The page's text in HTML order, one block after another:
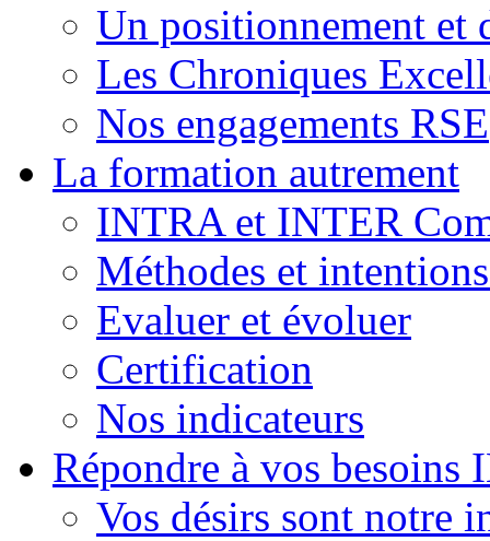
Un positionnement et
Les Chroniques
Nos engagements RSE
La formation autrement
INTRA et INTER
Méthodes et
Evaluer et évoluer
Certification
Nos indicateurs
Répondre à vos besoins
Vos désirs sont notre